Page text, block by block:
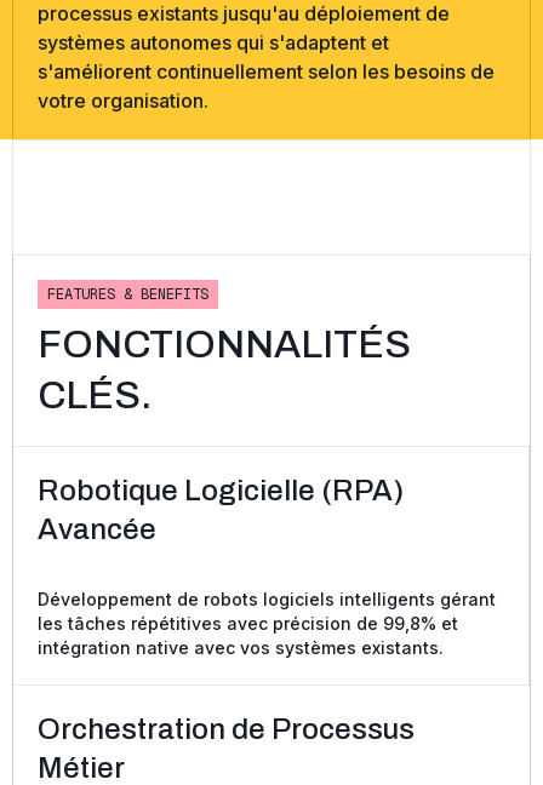
processus existants jusqu'au déploiement de
systèmes autonomes qui s'adaptent et
s'améliorent continuellement selon les besoins de
votre organisation.
FEATURES & BENEFITS
FONCTIONNALITÉS
CLÉS.
Robotique Logicielle (RPA)
Avancée
Développement de robots logiciels intelligents gérant
les tâches répétitives avec précision de 99,8% et
intégration native avec vos systèmes existants.
Orchestration de Processus
Métier